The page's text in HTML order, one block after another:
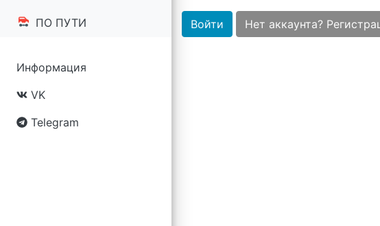
ПО ПУТИ
Информация
VK
Telegram
Войти Нет аккаунта?